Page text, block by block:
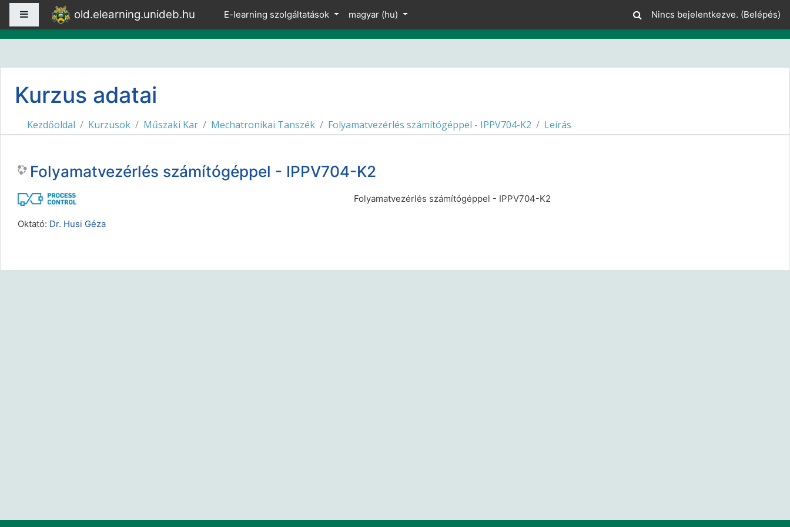
Tovább a fő tartalomhoz
Oldalpanel old.elearning.unideb.hu E-learning szolgáltatások magyar ‎(hu)‎ Nincs bejelentkezve. (Belépés)
Kurzus adatai
Kezdőoldal Kurzusok Műszaki Kar Mechatronikai Tanszék Folyamatvezérlés számítógéppel - IPPV704-K2 Leírás
Folyamatvezérlés számítógéppel - IPPV704-K2
Folyamatvezérlés számítógéppel - IPPV704-K2
Oktató: Dr. Husi Géza